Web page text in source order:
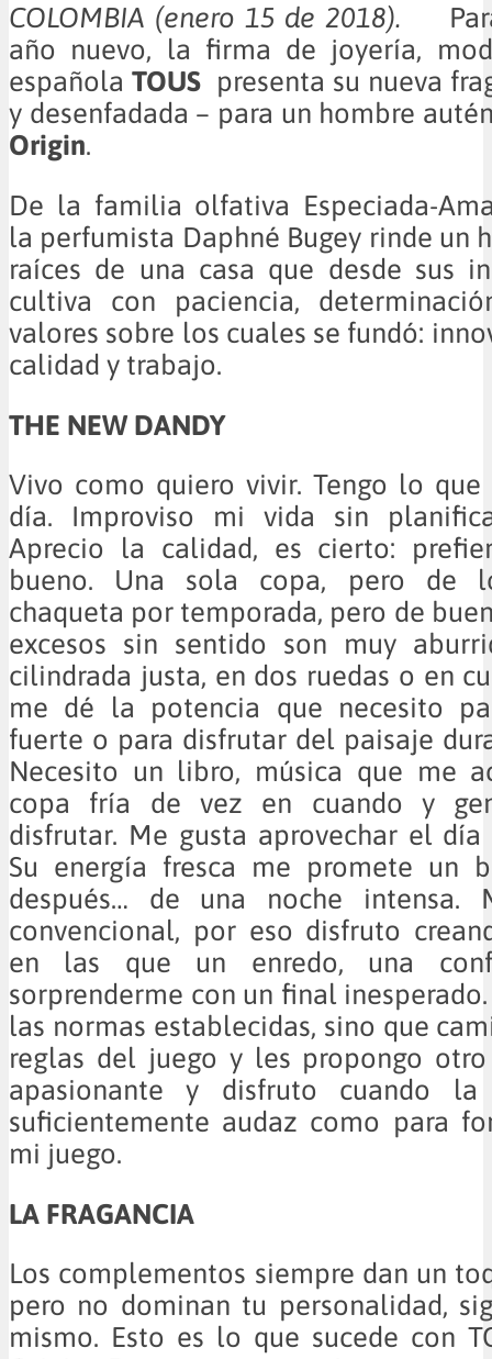
COLOMBIA (enero 15 de 2018).
año nuevo, la firma de joyería,
española TOUS presenta su nueva
y desenfadada – para un hombre
Origin.
De la familia olfativa Especiada-
la perfumista Daphné Bugey rinde un
raíces de una casa que desde sus
cultiva con paciencia,
valores sobre los cuales se fundó:
calidad y trabajo.
THE NEW DANDY
Vivo como quiero vivir. Tengo lo que
día. Improviso mi vida sin
Aprecio la calidad, es cierto:
bueno. Una sola copa, pero de
chaqueta por temporada, pero de
excesos sin sentido son muy
cilindrada justa, en dos ruedas o en
me dé la potencia que necesito
fuerte o para disfrutar del paisaje
Necesito un libro, música que me
copa fría de vez en cuando y
disfrutar. Me gusta aprovechar el
Su energía fresca me promete un
después… de una noche intensa.
convencional, por eso disfruto
en las que un enredo, una
sorprenderme con un final
las normas establecidas, sino que
reglas del juego y les propongo
apasionante y disfruto cuando
suficientemente audaz como para
mi juego.
LA FRAGANCIA
Los complementos siempre dan un
pero no dominan tu personalidad,
mismo. Esto es lo que sucede con